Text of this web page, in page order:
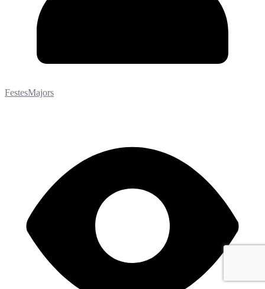
FestesMajors